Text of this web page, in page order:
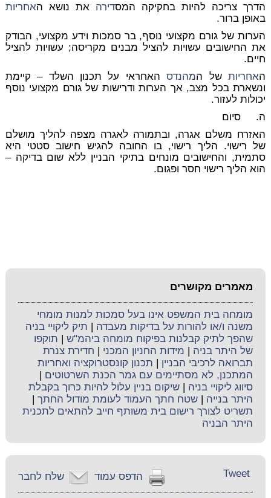
הדרך צריכה להיות בחקיקה המסדירה את נושא האחריות
באופן ברור.
הערות של גורם מקצועי נוסף, בר סמכות וידע מקצועי, הבודק
את החישובים עשויות להציל מבנים מקריסה; עשויות להציל
חיים.
האחריותשל המהנדסהאחראי על תכנון השלד – קיימת
ונשארת בכל מצב, אך הערות ודרישות של גורם מקצועי נוסף
יכולות לעזור.
ה. סיום
האזרח משלם אגרה, ובתמורה לאגרה מצפה להליך מושלם
של רישוי. הליך רישוי, בו החובה להגיש חישוב סטטי היא
סתמית, והחישובים מונחים בתיקי הבניין ללא שום בדיקה –
הוא הליך רישוי חסר ופגום.
מאמרים מקושרים
מומחה בית המשפט אינו בעל סמכות למנות מומחי
משנה ו/או להורות על בדיקות מעבדה
תיק ליקויי בניה
שהפך לתיק קבלנות בפיקוח מומחה ביהמ"ש
תוקפו
של היתר בניה
מידות החניון המכני
חדירת צנרת
תברואה לרכיבי הבניין
תכנון קונסטרוקציה ואחריות
המתכנן, לא מסתיימים עם גמר הכנת השרטוטים
סיווג ליקויי בניה |שיקום בניין עלול להיות כרוך בקבלת
היתר בנייה |שטח חתך העמוד לעומת מודול החתך
תשריט לצורך רישום בית משותף חייב להתאים לתכנית
היתר הבניה
שלח לחבר הדפס עמוד Tweet